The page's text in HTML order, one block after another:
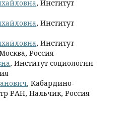
, Институт
, Институт
, Институт
Россия
, Институт социологии
, Кабардино-
РАН, Нальчик, Россия